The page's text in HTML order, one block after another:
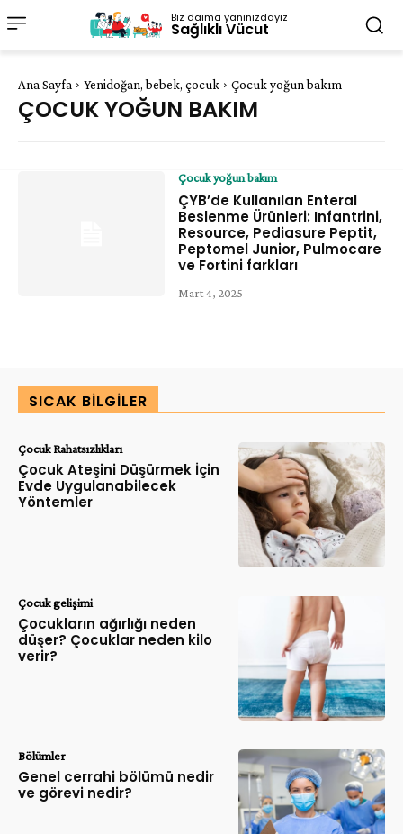
Biz daima yanınızdayız
Sağlıklı Vücut
Ana Sayfa Yenidoğan, bebek, çocuk Çocuk yoğun bakım
ÇOCUK YOĞUN BAKIM
Çocuk yoğun bakım
ÇYB’de Kullanılan Enteral
Beslenme Ürünleri: Infantrini,
Resource, Pediasure Peptit,
Peptomel Junior, Pulmocare
ve Fortini farkları
Mart 4, 2025
SICAK BILGILER
Çocuk Rahatsızlıkları
Çocuk Ateşini Düşürmek İçin
Evde Uygulanabilecek
Yöntemler
Çocuk gelişimi
Çocukların ağırlığı neden
düşer? Çocuklar neden kilo
verir?
Bölümler
Genel cerrahi bölümü nedir
ve görevi nedir?